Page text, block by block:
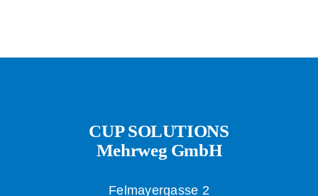
CUP SOLUTIONS
Mehrweg GmbH
Felmayergasse 2